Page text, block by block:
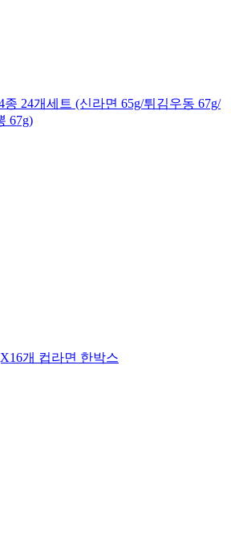
24개세트 (신라면 65g/튀김우동 67g/
67g)
개 컵라면 한박스